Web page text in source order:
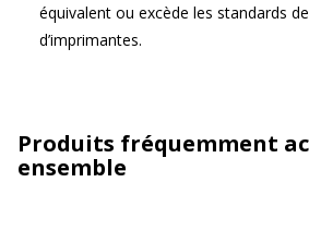
équivalent ou excède les standards
d’imprimantes.
Produits fréquemment
ensemble